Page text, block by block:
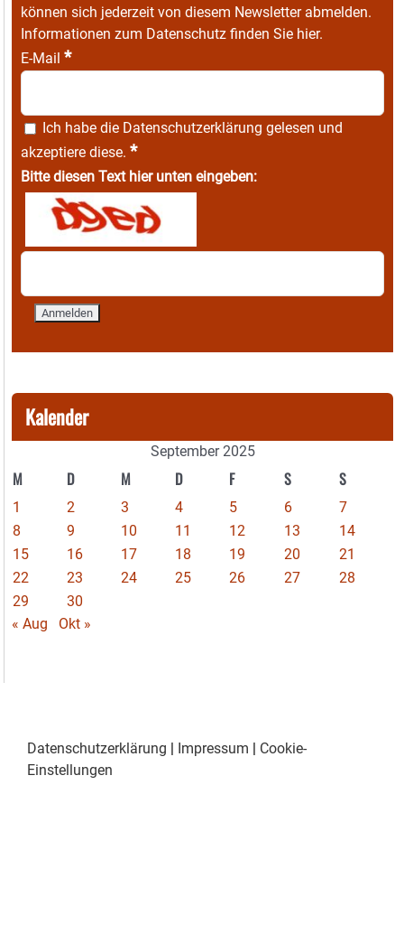
können sich jederzeit von diesem Newsletter abmelden.
Informationen zum Datenschutz finden Sie hier.
E-Mail *
Ich habe die Datenschutzerklärung gelesen und
akzeptiere diese. *
Bitte diesen Text hier unten eingeben:
Kalender
September 2025
M D M D F S S
1 2 3 4 5 6
7
8
9 10 11 12 13
14
15
16 17 18 19 20
21
22
23 24 25 26 27
28
29
30
« Aug
Okt »
Datenschutzerklärung | Impressum | Cookie-
Einstellungen